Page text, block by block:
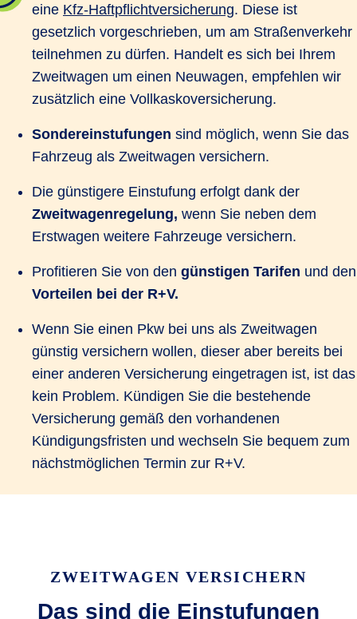
eine Kfz-Haftpflichtversicherung. Diese ist
gesetzlich vorgeschrieben, um am Straßenverkehr
teilnehmen zu dürfen. Handelt es sich bei Ihrem
Zweitwagen um einen Neuwagen, empfehlen wir
zusätzlich eine Vollkaskoversicherung.
Sondereinstufungen sind möglich, wenn Sie das
Fahrzeug als Zweitwagen versichern.
Die günstigere Einstufung erfolgt dank der
Zweitwagenregelung, wenn Sie neben dem
Erstwagen weitere Fahrzeuge versichern.
Profitieren Sie von den günstigen Tarifen und den
Vorteilen bei der R+V.
Wenn Sie einen Pkw bei uns als Zweitwagen
günstig versichern wollen, dieser aber bereits bei
einer anderen Versicherung eingetragen ist, ist das
kein Problem. Kündigen Sie die bestehende
Versicherung gemäß den vorhandenen
Kündigungsfristen und wechseln Sie bequem zum
nächstmöglichen Termin zur R+V.
ZWEITWAGEN VERSICHERN
Das sind die Einstufungen